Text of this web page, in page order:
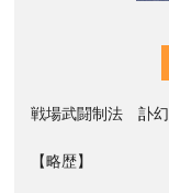
戦場武闘制法 訃
【略歴】